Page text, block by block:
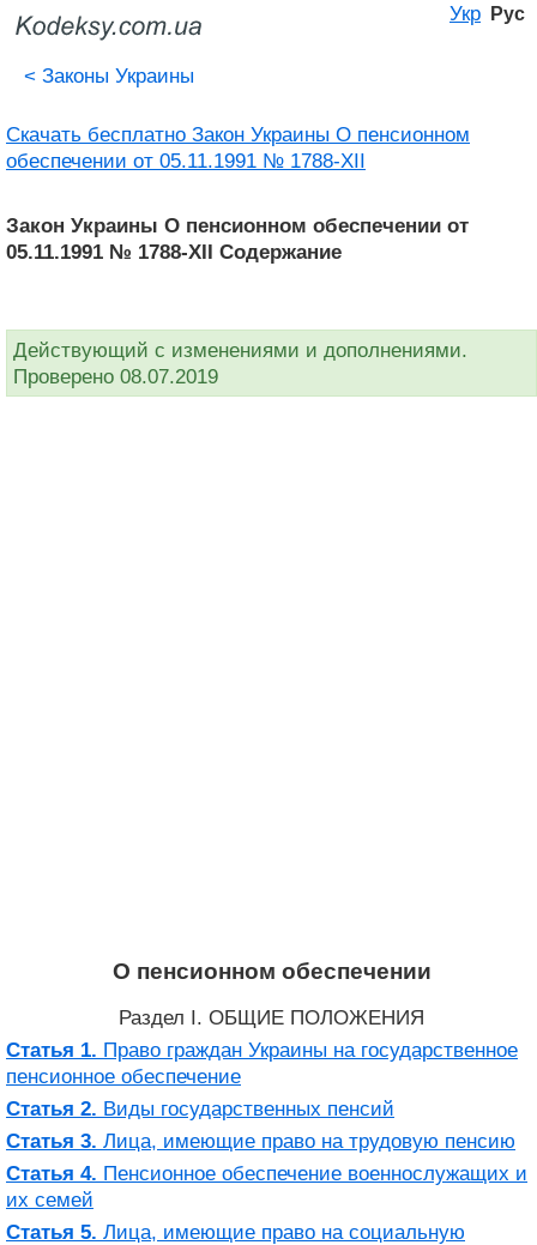
Укр Рус
< Законы Украины
Скачать бесплатно Закон Украины О пенсионном
обеспечении от 05.11.1991 № 1788-XII
Закон Украины О пенсионном обеспечении от
05.11.1991 № 1788-XII Содержание
Действующий с изменениями и дополнениями.
Проверено 08.07.2019
О пенсионном обеспечении
Раздел I. ОБЩИЕ ПОЛОЖЕНИЯ
Статья 1. Право граждан Украины на государственное
пенсионное обеспечение
Статья 2. Виды государственных пенсий
Статья 3. Лица, имеющие право на трудовую пенсию
Статья 4. Пенсионное обеспечение военнослужащих и
их семей
Статья 5. Лица, имеющие право на социальную